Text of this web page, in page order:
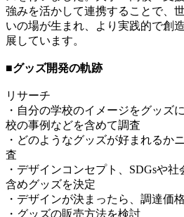
強みを活かして連携することで、
いの場が生まれ、より実践的で創
展しています。
■グッズ開発の軌跡
リサーチ
・自分の学校のイメージをグッズ
校の事例などを含めて調査
・どのようなグッズが好まれるか
査
・デザインコンセプト、SDGsや
含めグッズを決定
・デザインが決まったら、調達価
・グッズの販売方法を検討